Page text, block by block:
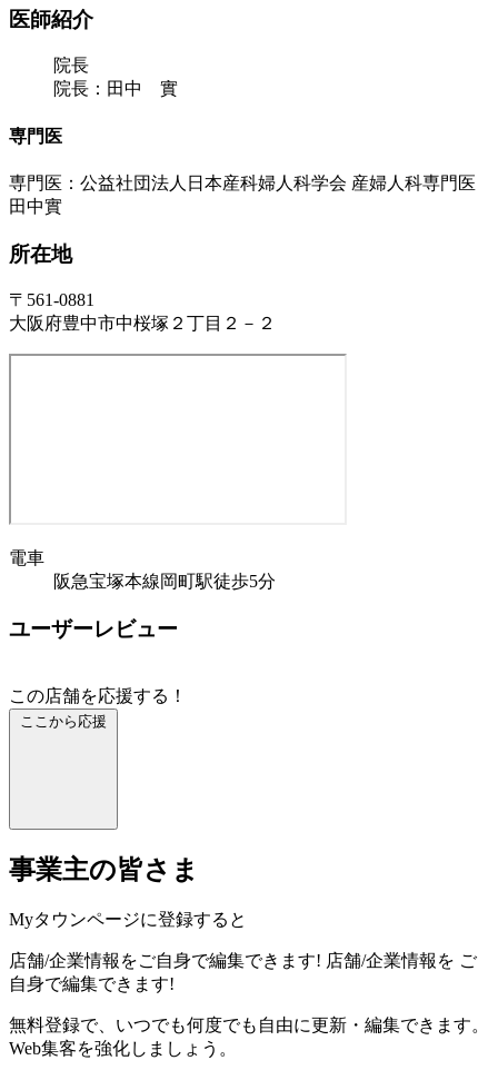
医師紹介
院長
院長：田中 實
専門医
専門医：公益社団法人日本産科婦人科学会 産婦人科専門医
田中實
所在地
〒561-0881
大阪府豊中市中桜塚２丁目２－２
電車
阪急宝塚本線岡町駅徒歩5分
ユーザーレビュー
この店舗を応援する！
ここから応援
事業主の皆さま
Myタウンページに登録すると
店舗/企業情報をご自身で編集できます! 店舗/企業情報を ご
自身で編集できます!
無料登録で、いつでも何度でも自由に更新・編集できます。
Web集客を強化しましょう。